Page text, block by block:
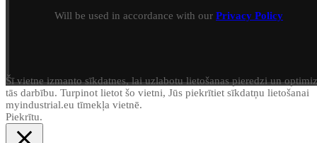
Will be used in accordance with our Privacy Policy
Šī vietne izmanto sīkdatnes, lai uzlabotu lietošanas pieredzi un
tās darbību. Turpinot lietot šo vietni, Jūs piekrītiet sīkdatņu lietošanai
myindustrial.eu tīmekļa vietnē.
Piekrītu.